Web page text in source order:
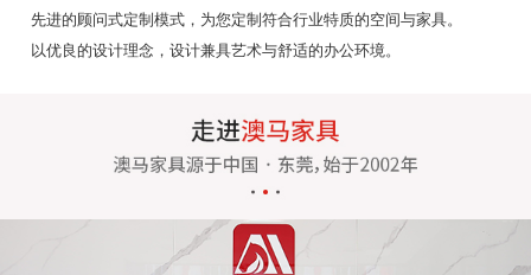
先进的顾问式定制模式，为您定制符合行业特质的空间与家具。
以优良的设计理念，设计兼具艺术与舒适的办公环境。